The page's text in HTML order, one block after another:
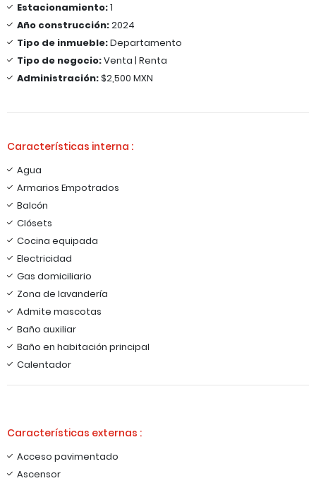
Estacionamiento:1
Año construcción:2024
Tipo de inmueble:Departamento
Tipo de negocio:Venta | Renta
Administración:$2,500 MXN
Características interna :
Agua
Armarios Empotrados
Balcón
Clósets
Cocina equipada
Electricidad
Gas domiciliario
Zona de lavandería
Admite mascotas
Baño auxiliar
Baño en habitación principal
Calentador
Características externas :
Acceso pavimentado
Ascensor